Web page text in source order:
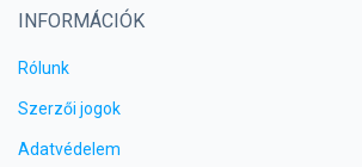
INFORMÁCIÓK
Rólunk
Szerzői jogok
Adatvédelem